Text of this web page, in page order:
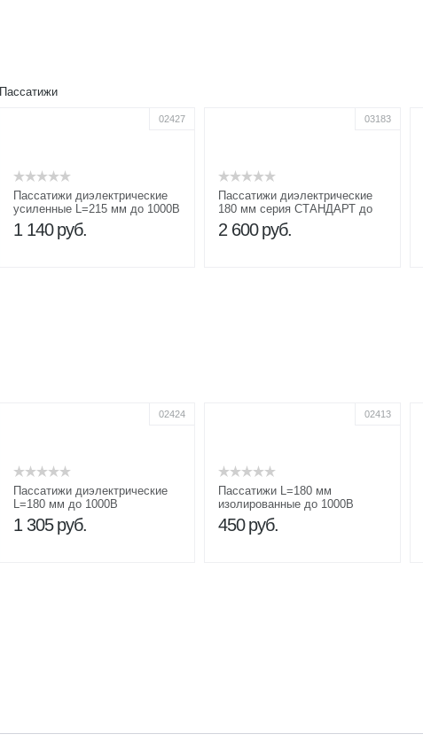
Пассатижи
02427
Пассатижи диэлектрические
усиленные L=215 мм до 1000В
1 140 руб.
03183
Пассатижи диэлектрические
180 мм серия СТАНДАРТ до
1000В
2 600 руб.
02424
Пассатижи диэлектрические
L=180 мм до 1000В
1 305 руб.
02413
Пассатижи L=180 мм
изолированные до 1000В
450 руб.